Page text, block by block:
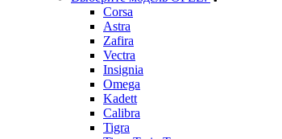
Corsa
Astra
Zafira
Vectra
Insignia
Omega
Kadett
Calibra
Tigra